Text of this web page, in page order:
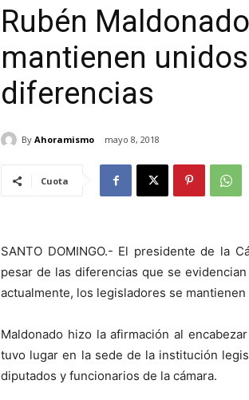
Rubén
mantienen
diferencias
By Ahoramismo mayo 8, 2018
Cuota
SANTO DOMINGO.- El presidente de la
pesar de las diferencias que se
actualmente, los legisladores se
Maldonado hizo la afirmación al
tuvo lugar en la sede de la institución
diputados y funcionarios de la cámara.